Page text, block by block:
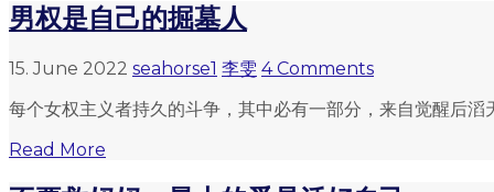
男权是自己的掘墓人
15. June 2022 seahorse1 李雯 4 Comments
每个女权主义者持久的斗争，其中必有一部分，来自觉醒后滔
Read More